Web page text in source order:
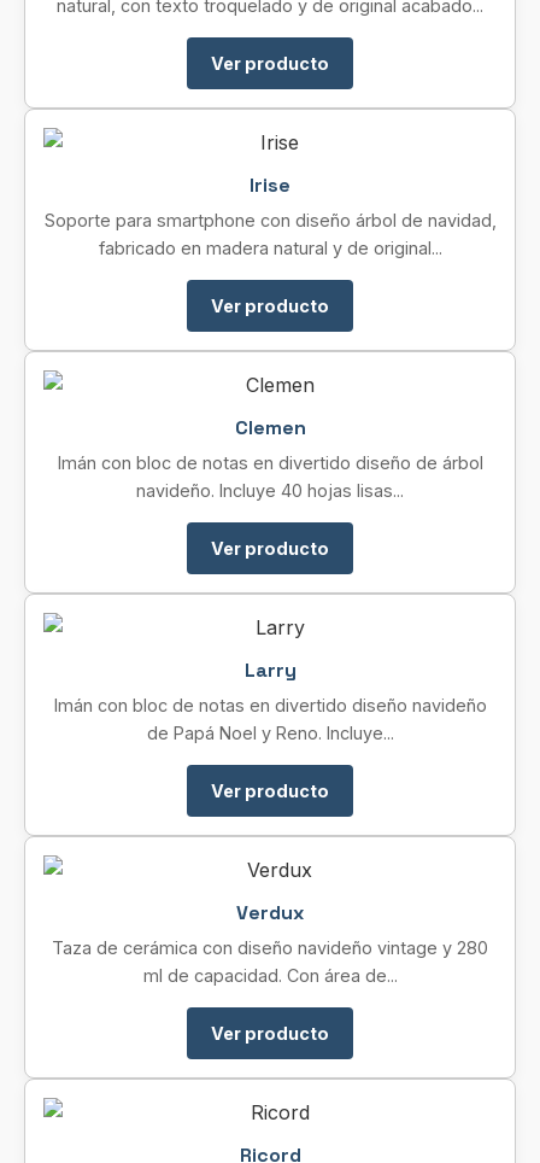
natural, con texto troquelado y de original acabado...
Ver producto
Irise
Soporte para smartphone con diseño árbol de navidad,
fabricado en madera natural y de original...
Ver producto
Clemen
Imán con bloc de notas en divertido diseño de árbol
navideño. Incluye 40 hojas lisas...
Ver producto
Larry
Imán con bloc de notas en divertido diseño navideño
de Papá Noel y Reno. Incluye...
Ver producto
Verdux
Taza de cerámica con diseño navideño vintage y 280
ml de capacidad. Con área de...
Ver producto
Ricord